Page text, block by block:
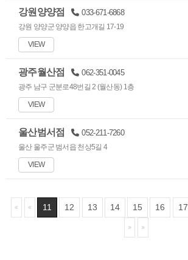
강원양양점 033-671-6868
강원 양양군 양양읍 한고개길 17-19
VIEW
광주월산점 062-351-0045
광주 남구 군분로48번길 2 (월산동) 1층
VIEW
울산범서점 052-211-7260
울산 울주군 범서읍 천상5길 4
VIEW
11 12 13 14 15 16 17